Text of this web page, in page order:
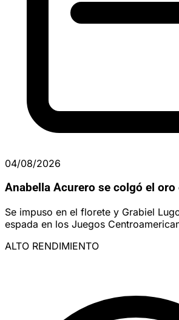
04/08/2026
Anabella Acurero se colgó el oro
Se impuso en el florete y Grabiel
espada en los Juegos
ALTO RENDIMIENTO